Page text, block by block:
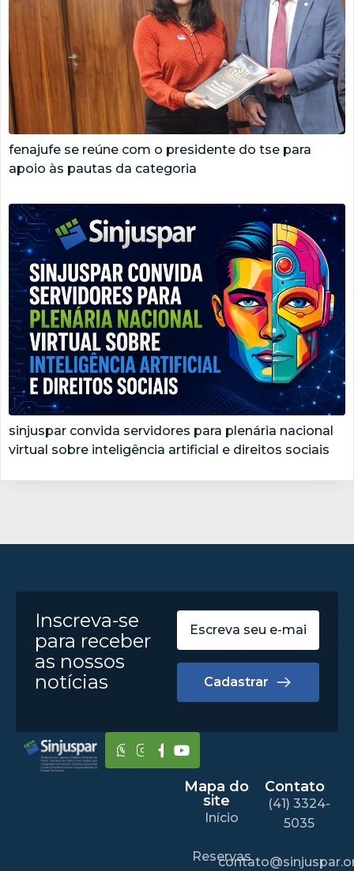
fenajufe se reúne com o presidente do tse para
apoio às pautas da categoria
sinjuspar convida servidores para plenária nacional
virtual sobre inteligência artificial e direitos sociais
Inscreva-se
para receber
as nossos
notícias
Cadastrar
Mapa do
site
Início
Reservas
Contato
(41) 3324-
5035